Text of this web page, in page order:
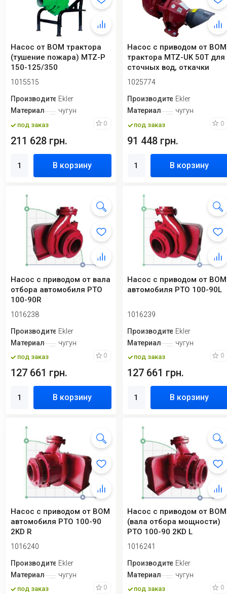
Насос от ВОМ трактора
(тушение пожара) MTZ-P
150-125/350
1015515
ПроизводительEkler
Материал
чугун
под заказ 0
211 628 грн.
В корзину
Насос с приводом от ВОМ
трактора MTZ-UK 50T для
сточных вод, откачки
септиков...
1025774
ПроизводительEkler
Материал
чугун
под заказ 0
91 448 грн.
В корзину
Насос с приводом от вала
отбора автомобиля PTO
100-90R
1016238
ПроизводительEkler
Материал
чугун
под заказ 0
127 661 грн.
В корзину
Насос с приводом от ВОМ
автомобиля PTO 100-90L
1016239
ПроизводительEkler
Материал
чугун
под заказ 0
127 661 грн.
В корзину
Насос с приводом от ВОМ
автомобиля PTO 100-90
2KD R
1016240
ПроизводительEkler
Материал
чугун
под заказ 0
Насос с приводом от ВОМ
(вала отбора мощности)
PTO 100-90 2KD L
1016241
ПроизводительEkler
Материал
чугун
под заказ 0